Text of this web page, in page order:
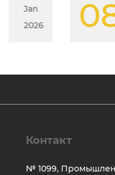
08
Контакт
№ 1099,